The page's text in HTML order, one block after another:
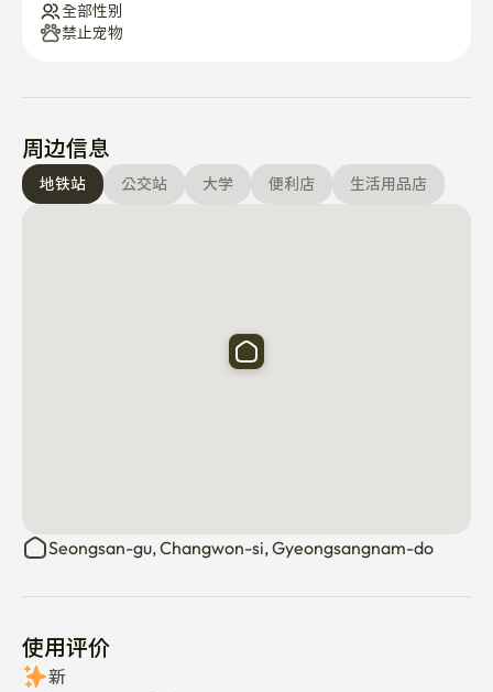
全部性别
禁止宠物
周边信息
地铁站 公交站 大学 便利店 生活用品店
Seongsan-gu, Changwon-si, Gyeongsangnam-do
使用评价
新